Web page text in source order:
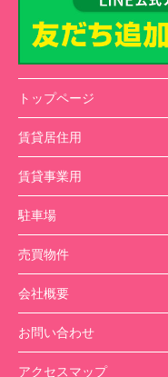
トップページ
賃貸居住用
賃貸事業用
駐車場
売買物件
会社概要
お問い合わせ
アクセスマップ